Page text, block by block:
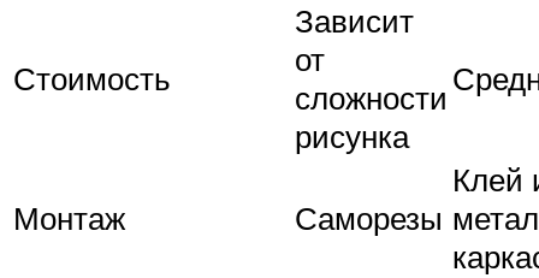
Стоимость
Зависит
от
сложности
рисунка
Монтаж Саморезы
Клей